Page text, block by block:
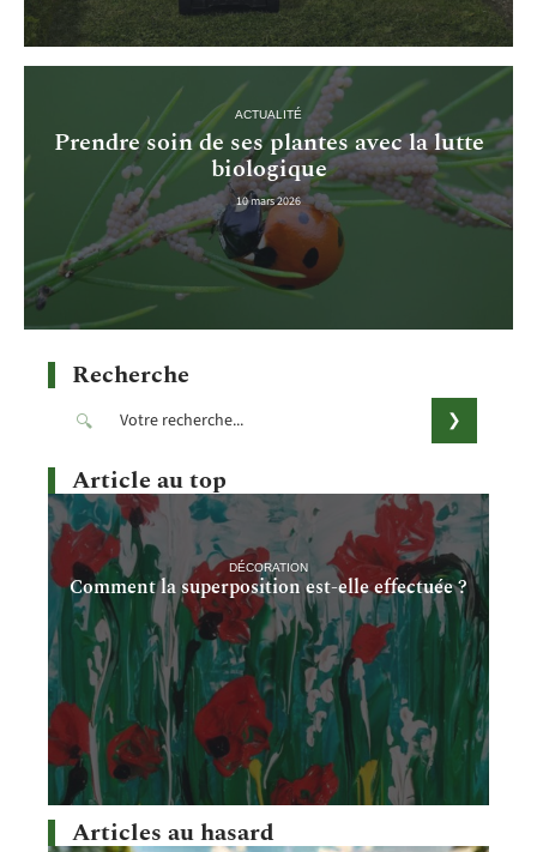
ACTUALITÉ
Prendre soin de ses plantes avec la lutte
biologique
10 mars 2026
Recherche
Article au top
DÉCORATION
Comment la superposition est-elle effectuée ?
Articles au hasard